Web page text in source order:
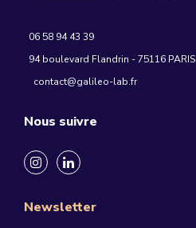
06 58 94 43 39
94 boulevard Flandrin - 75116 PARIS
contact@galileo-lab.fr
Nous suivre
Newsletter